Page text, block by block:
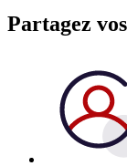
Partagez